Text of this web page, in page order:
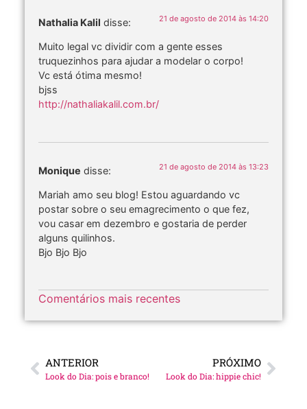
Nathalia Kalil disse: 21 de agosto de 2014 às 14:20
Muito legal vc dividir com a gente esses
truquezinhos para ajudar a modelar o corpo!
Vc está ótima mesmo!
bjss
http://nathaliakalil.com.br/
Monique disse: 21 de agosto de 2014 às 13:23
Mariah amo seu blog! Estou aguardando vc
postar sobre o seu emagrecimento o que fez,
vou casar em dezembro e gostaria de perder
alguns quilinhos.
Bjo Bjo Bjo
Comentários mais recentes
ANTERIOR
Look do Dia: pois e branco!
PRÓXIMO
Look do Dia: hippie chic!